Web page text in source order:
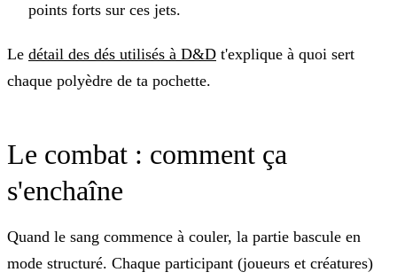
points forts sur ces jets.
Le détail des dés utilisés à D&D t'explique à quoi sert
chaque polyèdre de ta pochette.
Le combat : comment ça
s'enchaîne
Quand le sang commence à couler, la partie bascule en
mode structuré. Chaque participant (joueurs et créatures)